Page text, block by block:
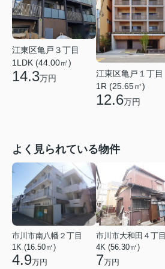
江東区亀戸３丁目
1LDK (44.00㎡)
14.3万円
江東区亀戸１丁目
1R (25.65㎡)
12.6万円
よく見られている物件
市川市南八幡２丁目
1K (16.50㎡)
4.9万円
市川市大和田４丁目
4K (56.30㎡)
7万円